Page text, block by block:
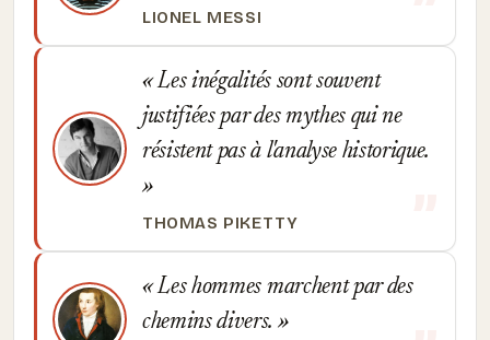
LIONEL MESSI
Les inégalités sont souvent
justifiées par des mythes qui ne
résistent pas à l'analyse historique.
THOMAS PIKETTY
Les hommes marchent par des
chemins divers.